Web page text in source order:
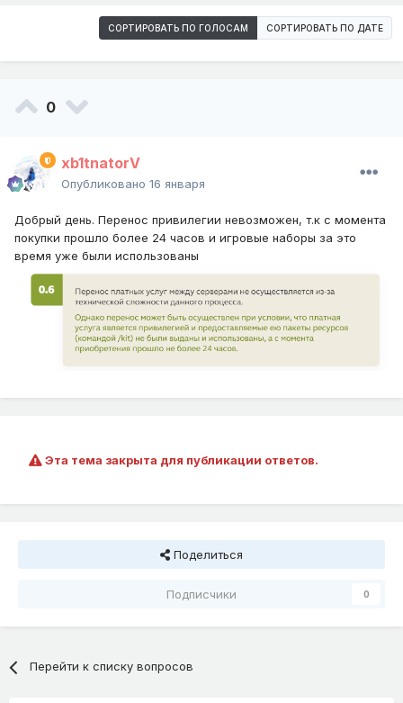
СОРТИРОВАТЬ ПО ГОЛОСАМ СОРТИРОВАТЬ ПО ДАТЕ
0
xb1tnatorV
Опубликовано 16 января
Добрый день. Перенос привилегии невозможен, т.к с момента
покупки прошло более 24 часов и игровые наборы за это
время уже были использованы
Эта тема закрыта для публикации ответов.
Поделиться
Подписчики 0
Перейти к списку вопросов